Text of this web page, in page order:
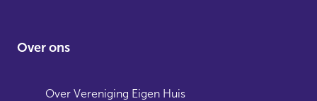
Over ons
Over Vereniging Eigen Huis